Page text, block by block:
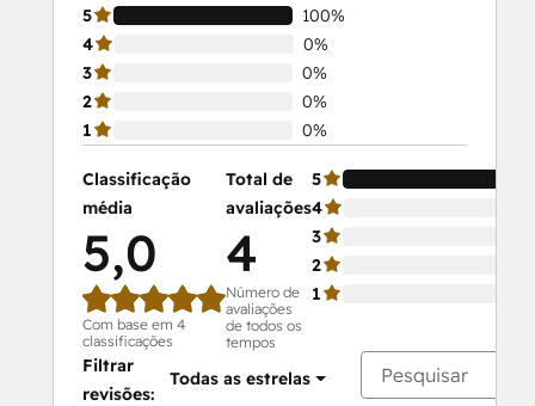
5
100%
4
0%
3
0%
2
0%
1
0%
Classificação
média
5,0
Com base em 4
classificações
Total de
avaliações
4
Número de
avaliações
de todos os
tempos
5
4
3
2
1
Filtrar
revisões:
Todas as estrelas